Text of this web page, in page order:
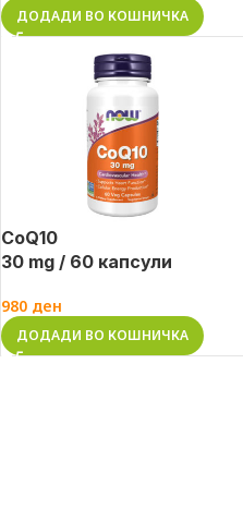
ДОДАДИ ВО КОШНИЧКА
CoQ10
30 mg / 60 капсули
980 ден
ДОДАДИ ВО КОШНИЧКА